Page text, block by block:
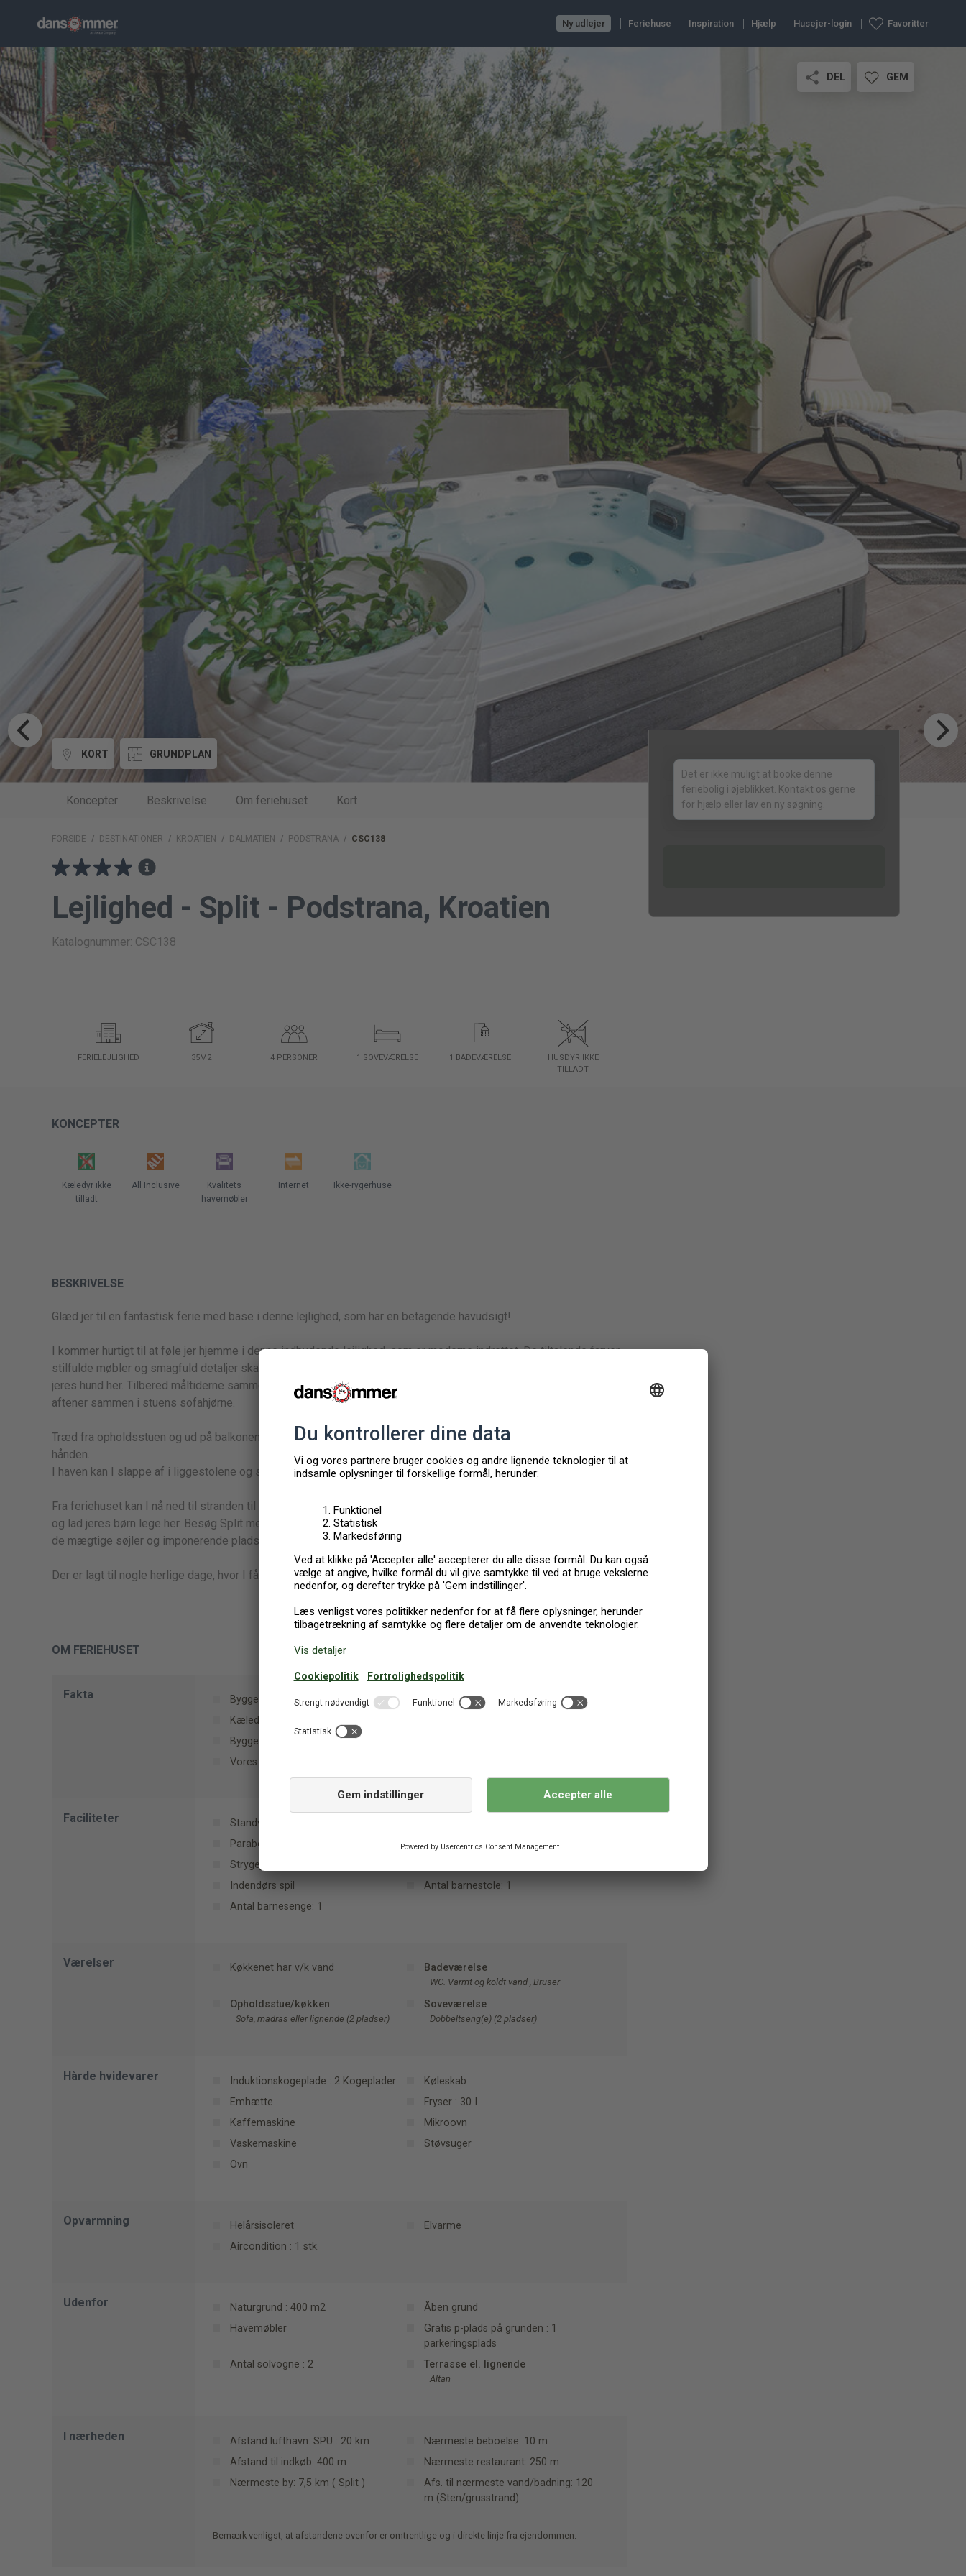
Ny udlejer Feriehuse Inspiration Hjælp Husejer-login Favoritter
KORT GRUNDPLAN
DEL GEM
Koncepter Beskrivelse Om feriehuset Kort
Det er ikke muligt at booke denne
feriebolig i øjeblikket. Kontakt os gerne
for hjælp eller lav en ny søgning.
FORSIDE / DESTINATIONER / KROATIEN / DALMATIEN / PODSTRANA / CSC138
Lejlighed - Split - Podstrana, Kroatien
Katalognummer: CSC138
FERIELEJLIGHED 35M2 4 PERSONER 1 SOVEVÆRELSE 1 BADEVÆRELSE
HUSDYR IKKE
TILLADT
KONCEPTER
Kæledyr ikke
tilladt
All Inclusive
Kvalitets
havemøbler
Internet Ikke-rygerhuse
BESKRIVELSE
Glæd jer til en fantastisk ferie med base i denne lejlighed, som har en betagende havudsigt!
I kommer hurtigt til at føle jer hjemme i denne indbydende lejlighed, som er moderne indrettet. De tiltalende farver,
stilfulde møbler og smagfuld detaljer skaber de ideelle rammer for en afslappende ferie. I kan også medbringe
jeres hund her. Tilbered måltiderne sammen i spisekøkkenet og nyd dem i samme rum. Glæd jer til hyggelige
aftener sammen i stuens sofahjørne.
Træd fra opholdsstuen og ud på balkonen, hvor I kan nyde en malerisk udsigt til havet med en kop kaffe ved
hånden.
I haven kan I slappe af i liggestolene og se børnene, der gynger.
Fra feriehuset kan I nå ned til stranden til fods efter en kort gåtur. Snup en frisk dukkert i havet på de varme dage,
og lad jeres børn lege her. Besøg Split med den livlige havnefront og tag på en rejse tilbage i tiden, hvor I kan se
de mægtige søjler og imponerende pladser.
Der er lagt til nogle herlige dage, hvor I får en skøn base med kort afstand til havet i denne lejlighed.
OM FERIEHUSET
Fakta Byggemateriale: Gasbeton
Havudsigt
Kæledyr: 0
Bygget (år): 2017
Vores kvalitetsbedømmelse: 4
Faciliteter Standvandsspa
Parabol
Hårtørrer
Strygejern
Indendørs spil
Antal barnestole: 1
Antal barnesenge: 1
Værelser Køkkenet har v/k vand Badeværelse
WC. Varmt og koldt vand , Bruser
Opholdsstue/køkken
Sofa, madras eller lignende (2 pladser)
Soveværelse
Dobbeltseng(e) (2 pladser)
Hårde hvidevarer Induktionskogeplade : 2 Kogeplader
Køleskab
Emhætte
Fryser : 30 I
Kaffemaskine
Mikroovn
Vaskemaskine
Støvsuger
Ovn
Opvarmning Helårsisoleret
Elvarme
Aircondition : 1 stk.
Udenfor Naturgrund : 400 m2
Åben grund
Havemøbler
Gratis p-plads på grunden : 1
parkeringsplads
Antal solvogne : 2
Terrasse el. lignende
Altan
I nærheden Afstand lufthavn: SPU : 20 km
Nærmeste beboelse: 10 m
Afstand til indkøb: 400 m
Nærmeste restaurant: 250 m
Nærmeste by: 7,5 km ( Split )
Afs. til nærmeste vand/badning: 120
m (Sten/grusstrand)
Bemærk venligst, at afstandene ovenfor er omtrentlige og i direkte linje fra ejendommen.